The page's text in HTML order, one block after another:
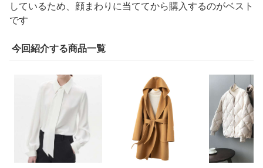
しているため、顔まわりに当ててから購入するのがベスト
です
今回紹介する商品一覧